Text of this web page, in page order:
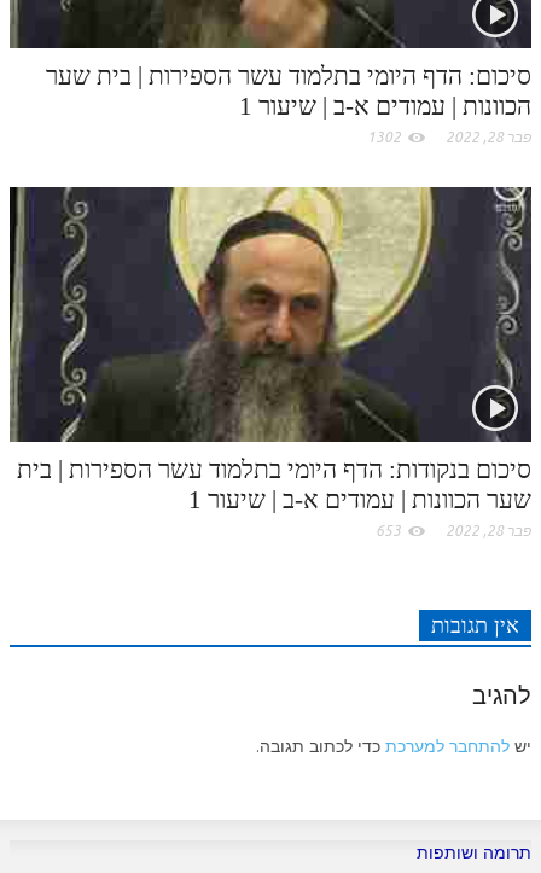
סיכום: הדף היומי בתלמוד עשר הספירות | בית שער
הכוונות | עמודים א-ב | שיעור 1
פבר 28, 2022 1302
סיכום בנקודות: הדף היומי בתלמוד עשר הספירות | בית
שער הכוונות | עמודים א-ב | שיעור 1
פבר 28, 2022 653
אין תגובות
להגיב
יש להתחבר למערכת כדי לכתוב תגובה.
תרומה ושותפות